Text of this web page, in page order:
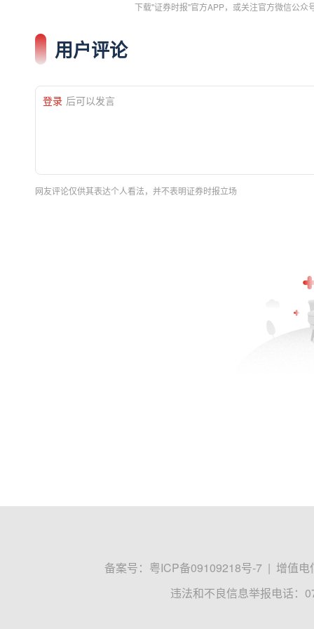
下载"证券时报"官方APP，或关注官方微信公
用户评论
登录 后可以发言
网友评论仅供其表达个人看法，并不表明证券时报立场
备案号： 粤ICP备09109218号-7 | 增值电
违法和不良信息举报电话：